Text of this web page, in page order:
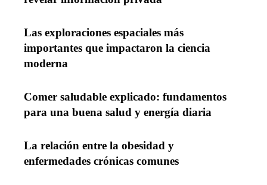
Las exploraciones espaciales más
importantes que impactaron la ciencia
moderna
Comer saludable explicado: fundamentos
para una buena salud y energía diaria
La relación entre la obesidad y
enfermedades crónicas comunes